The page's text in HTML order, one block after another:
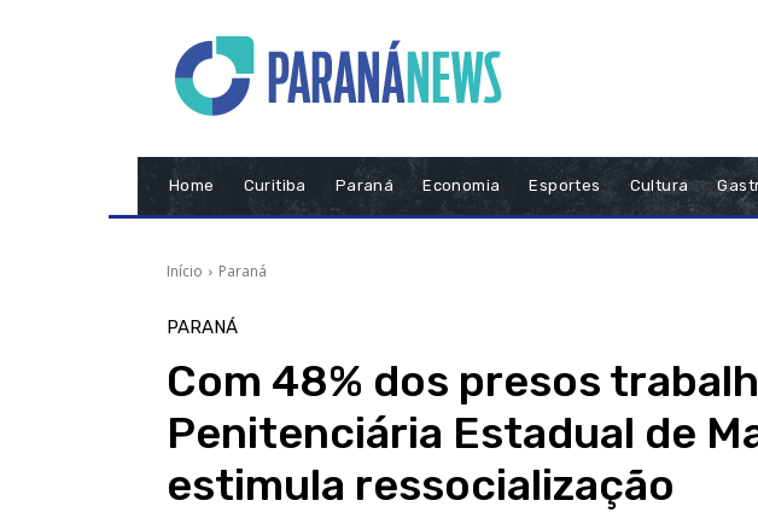
Home Curitiba Paraná Economia Esportes Cultura
Início Paraná
PARANÁ
Com 48% dos presos
Penitenciária Estadual de
estimula ressocialização